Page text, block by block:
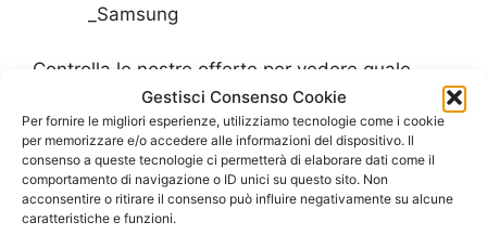
Gestisci Consenso Cookie
Per fornire le migliori esperienze, utilizziamo tecnologie come i cookie
per memorizzare e/o accedere alle informazioni del dispositivo. Il
consenso a queste tecnologie ci permetterà di elaborare dati come il
comportamento di navigazione o ID unici su questo sito. Non
acconsentire o ritirare il consenso può influire negativamente su alcune
caratteristiche e funzioni.
_Samsung
Controlla le nostre offerte per vedere quale
piano tarriffario di adatta meglio alle esigenze
del tuo ufficio
SCOPRI LE OFFERTE PER L’UFFICIO